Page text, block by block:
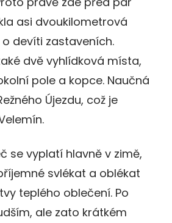
asi dvoukilometrová
devíti zastaveních.
dvě vyhlídková místa,
pole a kopce. Naučná
Újezdu, což je
se vyplatí hlavně v zimě,
svlékat a oblékat
teplého oblečení. Po
ale zato krátkém